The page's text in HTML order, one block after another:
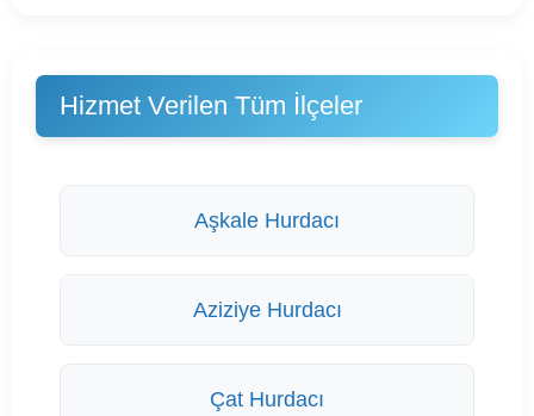
Hizmet Verilen Tüm İlçeler
Aşkale Hurdacı
Aziziye Hurdacı
Çat Hurdacı